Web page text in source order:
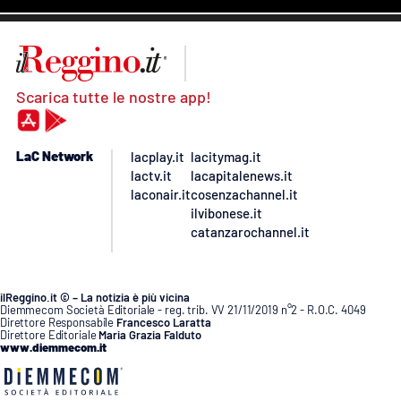
Scarica tutte le nostre app!
LaC Network
lacplay.it
lactv.it
laconair.it
lacitymag.it
lacapitalenews.it
cosenzachannel.it
ilvibonese.it
catanzarochannel.it
ilReggino.it © – La notizia è più vicina
Diemmecom Società Editoriale - reg. trib. VV 21/11/2019 n°2 - R.O.C. 4049
Direttore Responsabile Francesco Laratta
Direttore Editoriale Maria Grazia Falduto
www.diemmecom.it